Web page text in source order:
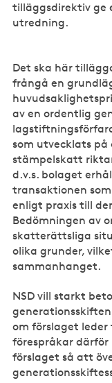
tilläggsdirektiv ge
utredning.
Det ska här
frångå en
av en ordentlig
som utvecklats
stämpelskatt
d.v.s. bolaget
transaktionen
enligt praxis till
Bedömningen av
skatterättsliga
olika grunder,
sammanhanget.
NSD vill starkt
om förslaget leder
förespråkar
förslaget så att